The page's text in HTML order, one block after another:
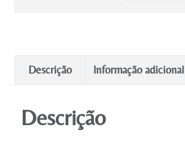
Descrição Informação adicional
Descrição